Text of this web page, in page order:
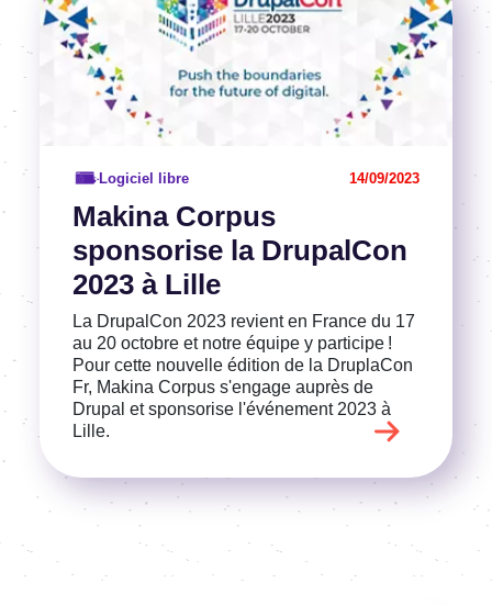
Makina Corpus
sponsorise la DrupalCon
2023 à Lille
Logiciel libre 14/09/2023
La DrupalCon 2023 revient en France du 17
au 20 octobre et notre équipe y participe !
Pour cette nouvelle édition de la DruplaCon
Fr, Makina Corpus s'engage auprès de
Drupal et sponsorise l'événement 2023 à
Lille.